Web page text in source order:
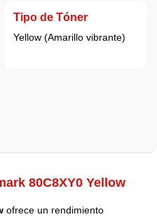
Tipo de Tóner
Yellow (Amarillo vibrante)
80C8XY0 Yellow
ofrece un rendimiento